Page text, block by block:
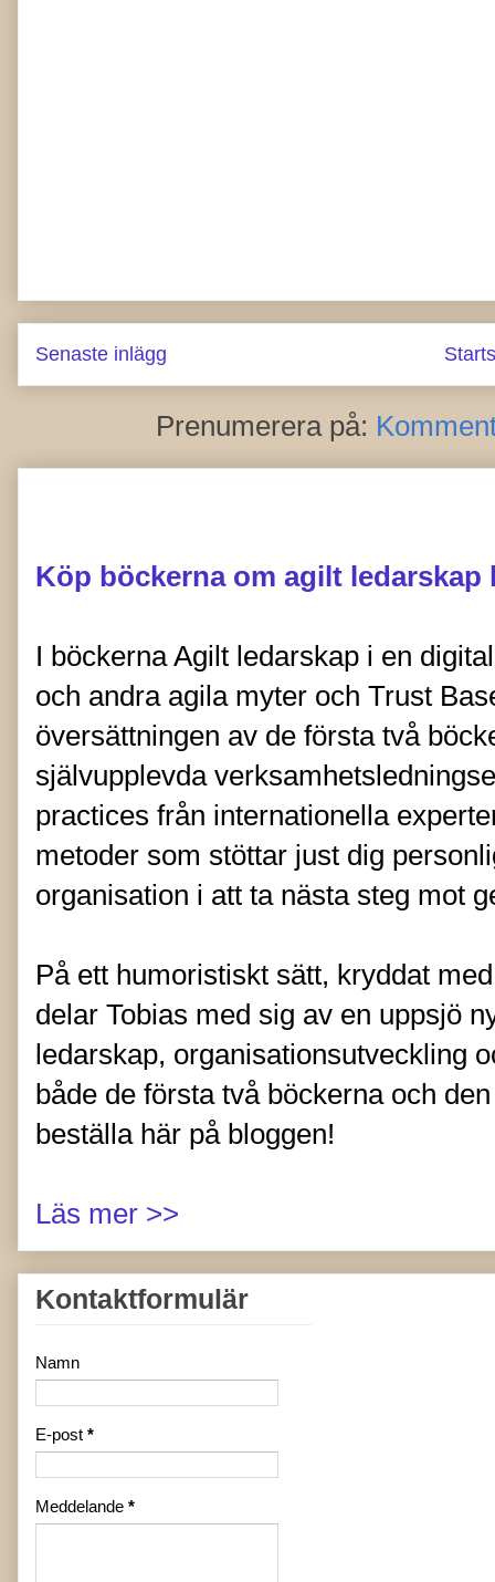
Senaste inlägg
Prenumerera på:
Köp böckerna om agilt ledarskap
I böckerna Agilt ledarskap i en
och andra agila myter och Trust
översättningen av de första två
självupplevda
practices från internationella
metoder som stöttar just dig
organisation i att ta nästa steg mot
På ett humoristiskt sätt, kryddat
delar Tobias med sig av en uppsjö
ledarskap, organisationsutveckling
både de första två böckerna och
beställa här på bloggen!
Läs mer >>
Kontaktformulär
Namn
E-post *
Meddelande *